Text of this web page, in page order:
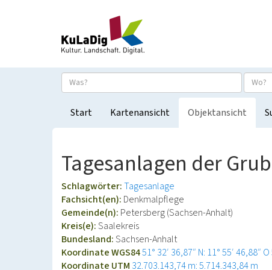
Start Kartenansicht Objektansicht
Tagesanlagen der
Schlagwörter:Tagesanlage
Fachsicht(en): Denkmalpflege
Gemeinde(n): Petersberg (Sachsen-Anhalt)
Kreis(e):Saalekreis
Bundesland:Sachsen-Anhalt
Koordinate WGS8451° 32′ 36,87″ N: 11° 55′ 46,88″ O
Koordinate UTM 32.703.143,74 m: 5.714.343,84 m